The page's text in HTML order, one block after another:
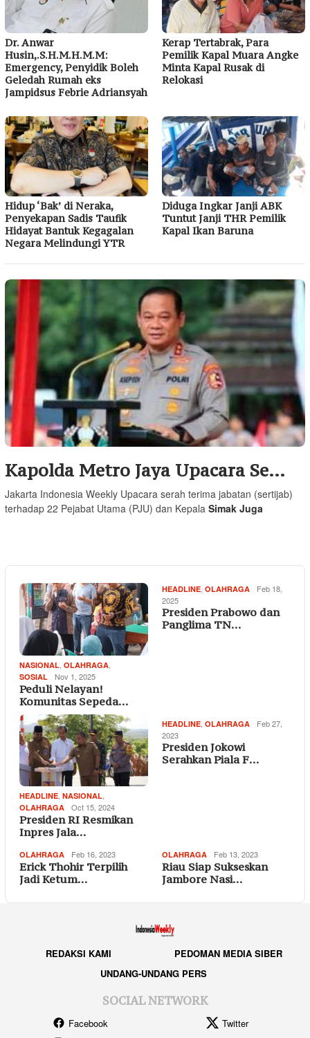
Dr. Anwar
Husin,.S.H.M.H.M.M:
Emergency, Penyidik Boleh
Geledah Rumah eks
Jampidsus Febrie Adriansyah
Kerap Tertabrak, Para
Pemilik Kapal Muara Angke
Minta Kapal Rusak di
Relokasi
Hidup ‘Bak’ di Neraka,
Penyekapan Sadis Taufik
Hidayat Bantuk Kegagalan
Negara Melindungi YTR
Diduga Ingkar Janji ABK
Tuntut Janji THR Pemilik
Kapal Ikan Baruna
Kapolda Metro Jaya Upacara Se…
Jakarta Indonesia Weekly Upacara serah terima jabatan (sertijab)
terhadap 22 Pejabat Utama (PJU) dan Kepala Simak Juga
NASIONAL OLAHRAGA
SOSIAL Nov 1, 2025
Peduli Nelayan!
Komunitas Sepeda…
HEADLINE, OLAHRAGA
Feb 18,
2025
Presiden Prabowo dan
Panglima TN…
HEADLINE NASIONAL
OLAHRAGA Oct 15, 2024
Presiden RI Resmikan
Inpres Jala…
HEADLINE OLAHRAGA
Feb 27,
2023
Presiden Jokowi
Serahkan Piala F…
OLAHRAGA Feb 16, 2023
Erick Thohir Terpilih
Jadi Ketum…
OLAHRAGA Feb 13, 2023
Riau Siap Sukseskan
Jambore Nasi…
REDAKSI KAMI
PEDOMAN MEDIA SIBER
UNDANG-UNDANG PERS
SOCIAL NETWORK
Facebook
Twitter